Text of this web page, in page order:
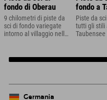
fondo di Oberau
9 chilometri di piste da
sci di fondo variegate
intorno al villaggio nelle
fondo a
vicino a
Piste da
tutti gli stili
Taubensee
Germania